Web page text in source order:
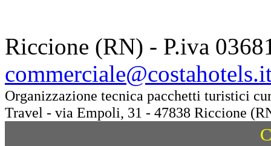
Riccione (RN) - P.iva
Organizzazione tecnica pacchetti turistici
Travel - via Empoli, 31 - 47838 Riccione